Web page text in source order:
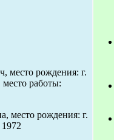
место рождения: г.
работы:
место рождения: г.